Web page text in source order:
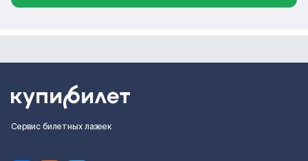
Сервис билетных лазеек